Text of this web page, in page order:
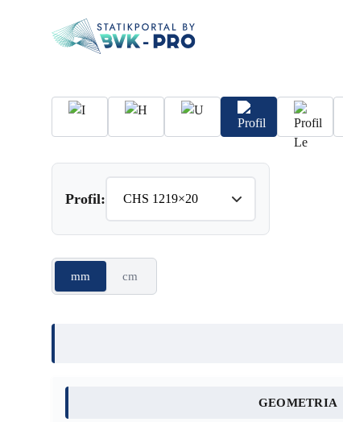
Profil:
mm cm
GEOMETRIA